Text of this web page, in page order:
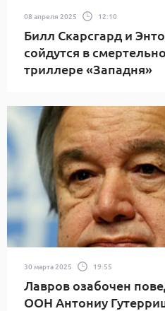
08 апреля 2025 12:10
Билл Скарсгард и
сойдутся в
триллере «Западня»
30 марта 2025 19:55
Лавров озабочен
ООН Антониу